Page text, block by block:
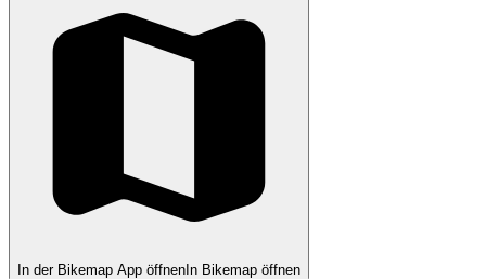
In der Bikemap App öffnen In Bikemap öffnen